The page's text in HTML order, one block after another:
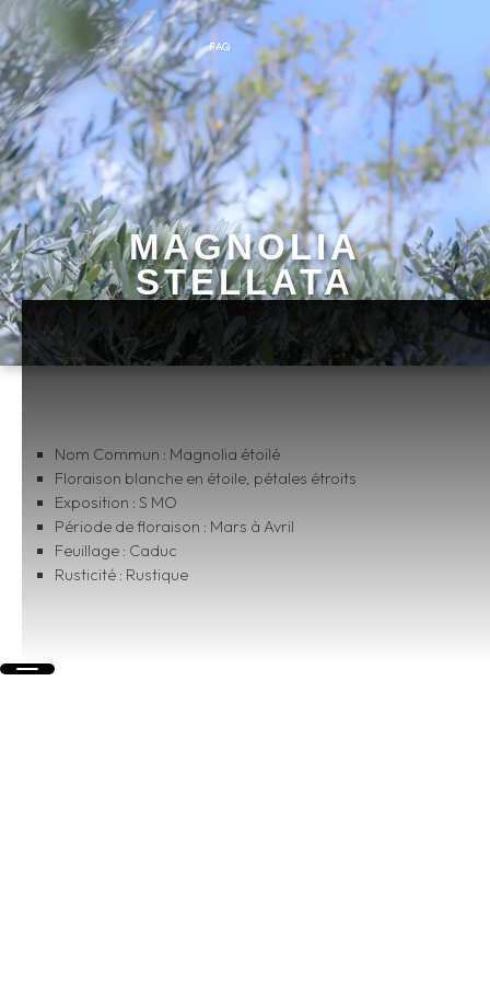
FAQ
MAGNOLIA
STELLATA
Nom Commun : Magnolia étoilé
Floraison blanche en étoile, pétales étroits
Exposition : S MO
Période de floraison : Mars à Avril
Feuillage : Caduc
Rusticité : Rustique